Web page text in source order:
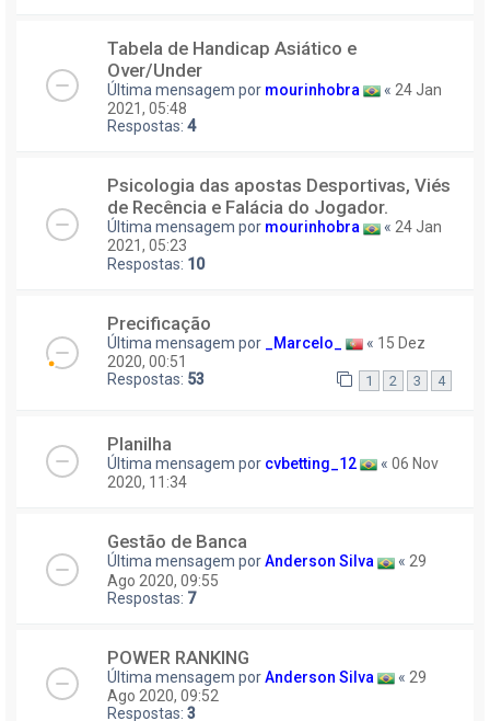
Tabela de Handicap Asiático e
Over/Under
Última mensagem por mourinhobra « 24 Jan
2021, 05:48
Respostas: 4
Psicologia das apostas Desportivas, Viés
de Recência e Falácia do Jogador.
Última mensagem por mourinhobra « 24 Jan
2021, 05:23
Respostas: 10
Precificação
Última mensagem por _Marcelo_ « 15 Dez
2020, 00:51
Respostas: 53 1 2 3 4
Planilha
Última mensagem por cvbetting_12 « 06 Nov
2020, 11:34
Gestão de Banca
Última mensagem porAnderson Silva « 29
Ago 2020, 09:55
Respostas: 7
POWER RANKING
Última mensagem porAnderson Silva « 29
Ago 2020, 09:52
Respostas: 3